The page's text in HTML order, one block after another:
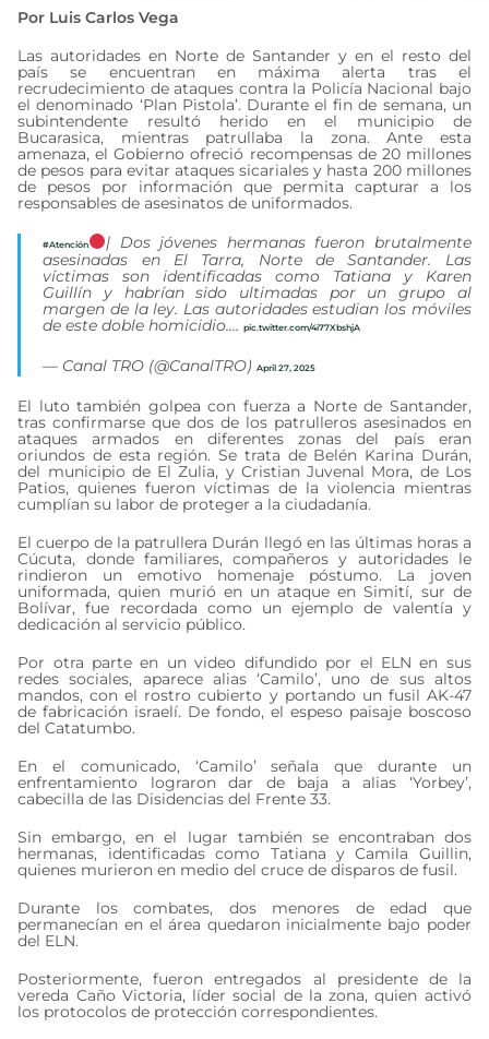
Por Luis Carlos Vega
Las autoridades en Norte de Santander y en el resto del
país se encuentran en máxima alerta tras el
recrudecimiento de ataques contra la Policía Nacional bajo
el denominado ‘Plan Pistola’. Durante el fin de semana, un
subintendente resultó herido en el municipio de
Bucarasica, mientras patrullaba la zona. Ante esta
amenaza, el Gobierno ofreció recompensas de 20 millones
de pesos para evitar ataques sicariales y hasta 200 millones
de pesos por información que permita capturar a los
responsables de asesinatos de uniformados.
#Atención
| Dos jóvenes hermanas fueron brutalmente
asesinadas en El Tarra, Norte de Santander. Las
víctimas son identificadas como Tatiana y Karen
Guillín y habrían sido ultimadas por un grupo al
margen de la ley. Las autoridades estudian los móviles
de este doble homicidio.…pic.twitter.com/4i77XbshjA
— Canal TRO (@CanalTRO)April 27, 2025
El luto también golpea con fuerza a Norte de Santander,
tras confirmarse que dos de los patrulleros asesinados en
ataques armados en diferentes zonas del país eran
oriundos de esta región. Se trata de Belén Karina Durán,
del municipio de El Zulia, y Cristian Juvenal Mora, de Los
Patios, quienes fueron víctimas de la violencia mientras
cumplían su labor de proteger a la ciudadanía.
El cuerpo de la patrullera Durán llegó en las últimas horas a
Cúcuta, donde familiares, compañeros y autoridades le
rindieron un emotivo homenaje póstumo. La joven
uniformada, quien murió en un ataque en Simití, sur de
Bolívar, fue recordada como un ejemplo de valentía y
dedicación al servicio público.
Por otra parte en un video difundido por el ELN en sus
redes sociales, aparece alias ‘Camilo’, uno de sus altos
mandos, con el rostro cubierto y portando un fusil AK-47
de fabricación israelí. De fondo, el espeso paisaje boscoso
del Catatumbo.
En el comunicado, ‘Camilo’ señala que durante un
enfrentamiento lograron dar de baja a alias ‘Yorbey’,
cabecilla de las Disidencias del Frente 33.
Sin embargo, en el lugar también se encontraban dos
hermanas, identificadas como Tatiana y Camila Guillin,
quienes murieron en medio del cruce de disparos de fusil.
Durante los combates, dos menores de edad que
permanecían en el área quedaron inicialmente bajo poder
del ELN.
Posteriormente, fueron entregados al presidente de la
vereda Caño Victoria, líder social de la zona, quien activó
los protocolos de protección correspondientes.